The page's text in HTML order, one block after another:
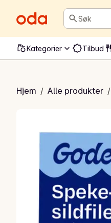
Søk
Kategorier Tilbud
Hjem / Alle produkter /